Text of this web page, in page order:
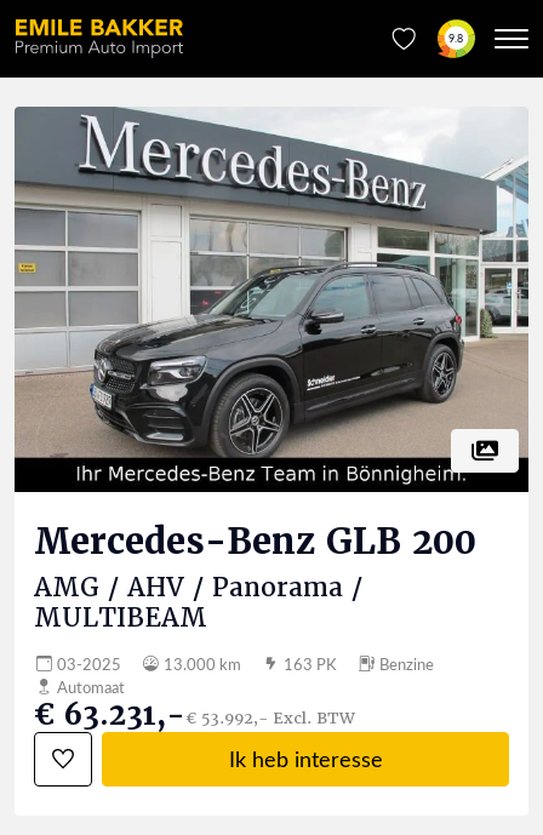
9.8
Mercedes-Benz GLB 200
AMG / AHV / Panorama /
MULTIBEAM
03-2025 13.000 km 163 PK
Benzine
Automaat
€ 63.231,-€ 53.992,- Excl. BTW
Ik heb interesse